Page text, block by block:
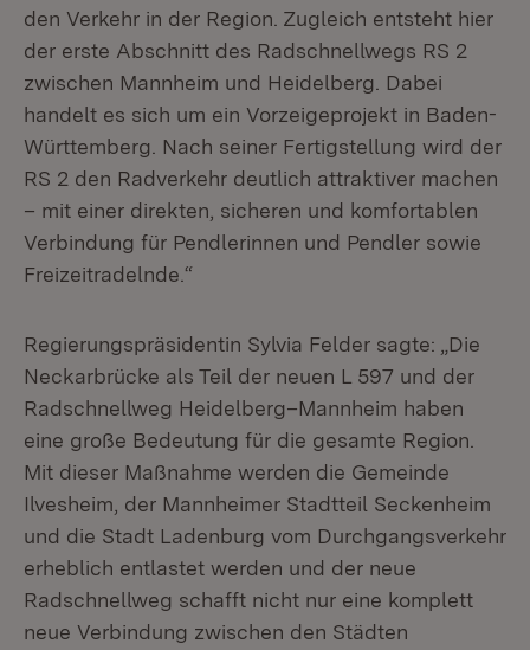
den Verkehr in der Region. Zugleich entsteht hier
der erste Abschnitt des Radschnellwegs RS 2
zwischen Mannheim und Heidelberg. Dabei
handelt es sich um ein Vorzeigeprojekt in Baden-
Württemberg. Nach seiner Fertigstellung wird der
RS 2 den Radverkehr deutlich attraktiver machen
– mit einer direkten, sicheren und komfortablen
Verbindung für Pendlerinnen und Pendler sowie
Freizeitradelnde.“
Regierungspräsidentin Sylvia Felder sagte: „Die
Neckarbrücke als Teil der neuen L 597 und der
Radschnellweg Heidelberg–Mannheim haben
eine große Bedeutung für die gesamte Region.
Mit dieser Maßnahme werden die Gemeinde
Ilvesheim, der Mannheimer Stadtteil Seckenheim
und die Stadt Ladenburg vom Durchgangsverkehr
erheblich entlastet werden und der neue
Radschnellweg schafft nicht nur eine komplett
neue Verbindung zwischen den Städten